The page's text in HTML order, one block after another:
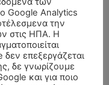
εβδομάδα πριν και
Ερμή σε τετράγωνο
σχηματιζόμενη
της λάβας
Google Analytics
την
στις ΗΠΑ. Η
επεξεργάζεται
δε γνωρίζουμε
και για ποιο